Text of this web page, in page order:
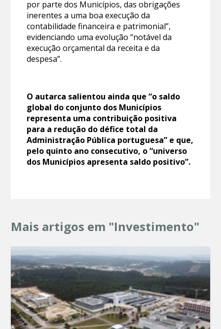
por parte dos Municípios, das obrigações
inerentes a uma boa execução da
contabilidade financeira e patrimonial”,
evidenciando uma evolução “notável da
execução orçamental da receita e da
despesa”.
O autarca salientou ainda que “o saldo
global do conjunto dos Municípios
representa uma contribuição positiva
para a redução do défice total da
Administração Pública portuguesa” e que,
pelo quinto ano consecutivo, o “universo
dos Municípios apresenta saldo positivo”.
Mais artigos em "Investimento"